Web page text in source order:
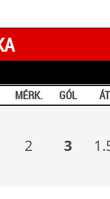
MÉRK. GÓL
2 3